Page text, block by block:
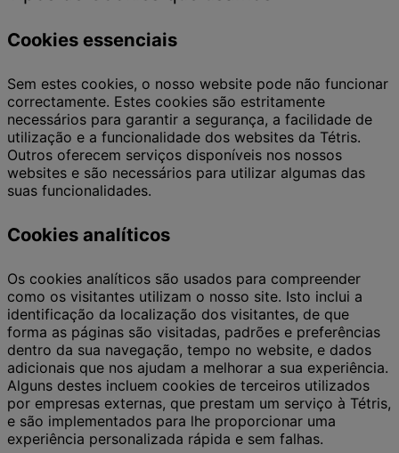
Cookies essenciais
Sem estes cookies, o nosso website pode não funcionar
correctamente. Estes cookies são estritamente
necessários para garantir a segurança, a facilidade de
utilização e a funcionalidade dos websites da Tétris.
Outros oferecem serviços disponíveis nos nossos
websites e são necessários para utilizar algumas das
suas funcionalidades.
Cookies analíticos
Os cookies analíticos são usados para compreender
como os visitantes utilizam o nosso site. Isto inclui a
identificação da localização dos visitantes, de que
forma as páginas são visitadas, padrões e preferências
dentro da sua navegação, tempo no website, e dados
adicionais que nos ajudam a melhorar a sua experiência.
Alguns destes incluem cookies de terceiros utilizados
por empresas externas, que prestam um serviço à Tétris,
e são implementados para lhe proporcionar uma
experiência personalizada rápida e sem falhas.